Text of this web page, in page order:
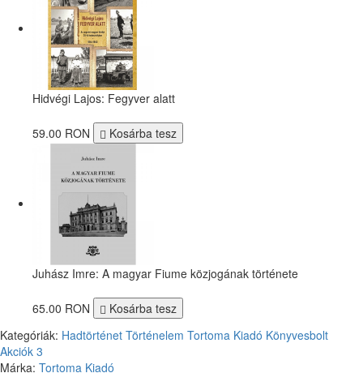
Hidvégi Lajos: Fegyver alatt
59.00 RON Kosárba tesz
Juhász Imre: A magyar Fiume közjogának története
65.00 RON
Kosárba tesz
Kategóriák: Hadtörténet Történelem Tortoma Kiadó Könyvesbolt
Akciók 3
Márka: Tortoma Kiadó